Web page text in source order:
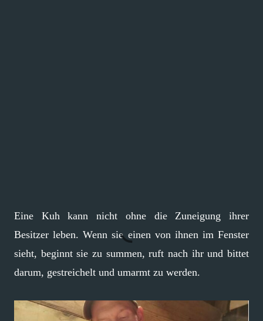
Eine Kuh kann nicht ohne die Zuneigung ihrer
Besitzer leben. Wenn sie einen von ihnen im Fenster
sieht, beginnt sie zu summen, ruft nach ihr und bittet
darum, gestreichelt und umarmt zu werden.